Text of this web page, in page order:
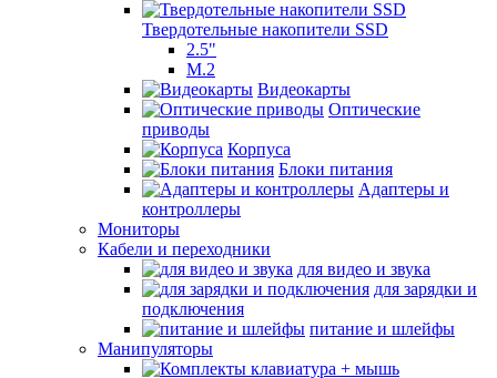
Твердотельные накопители SSD
2.5"
M.2
Видеокарты
Оптические
приводы
Корпуса
Блоки питания
Адаптеры и
контроллеры
Мониторы
Кабели и переходники
для видео и звука
для зарядки и
подключения
питание и шлейфы
Манипуляторы